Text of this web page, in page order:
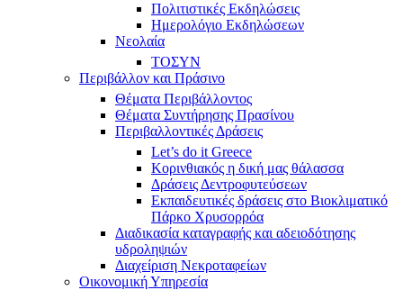
Πολιτιστικές Εκδηλώσεις
Ημερολόγιο Εκδηλώσεων
Νεολαία
ΤΟΣΥΝ
Περιβάλλον και Πράσινο
Θέματα Περιβάλλοντος
Θέματα Συντήρησης Πρασίνου
Περιβαλλοντικές Δράσεις
Let’s do it Greece
Kορινθιακός η δική μας θάλασσα
Δράσεις Δεντροφυτεύσεων
Εκπαιδευτικές δράσεις στο Βιοκλιματικό
Πάρκο Χρυσορρόα
Διαδικασία καταγραφής και αδειοδότησης
υδροληψιών
Διαχείριση Νεκροταφείων
Οικονομική Υπηρεσία